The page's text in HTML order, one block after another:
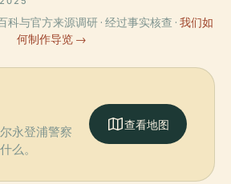
与官方来源调研 · 经过事实核查 · 我们如
何制作导览 →
永登浦警察
么。
查看地图